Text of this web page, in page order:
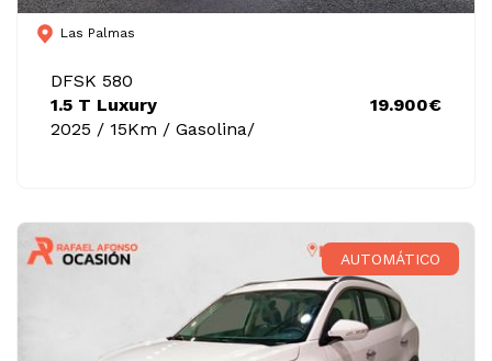
Las Palmas
DFSK 580
1.5 T Luxury
2025 / 15Km / Gasolina/
19.900€
AUTOMÁTICO